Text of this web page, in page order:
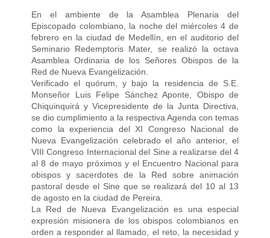
En el ambiente de la Asamblea Plenaria del
Episcopado colombiano, la noche del miércoles 4 de
febrero en la ciudad de Medellín, en el auditorio del
Seminario Redemptoris Mater, se realizó la octava
Asamblea Ordinaria de los Señores Obispos de la
Red de Nueva Evangelización.
Verificado el quórum, y bajo la residencia de S.E.
Monseñor Luis Felipe Sánchez Aponte, Obispo de
Chiquinquirá y Vicepresidente de la Junta Directiva,
se dio cumplimiento a la respectiva Agenda con temas
como la experiencia del XI Congreso Nacional de
Nueva Evangelización celebrado el año anterior, el
VIII Congreso Internacional del Sine a realizarse del 4
al 8 de mayo próximos y el Encuentro Nacional para
obispos y sacerdotes de la Red sobre animación
pastoral desde el Sine que se realizará del 10 al 13
de agosto en la ciudad de Pereira.
La Red de Nueva Evangelización es una especial
expresión misionera de los obispos colombianos en
orden a responder al llamado, el reto, la necesidad y